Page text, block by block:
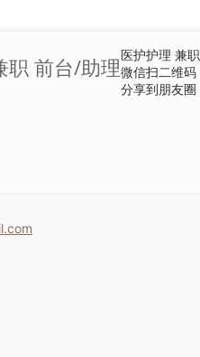
职 前台/助理医护护理 兼职
微信扫二维码
分享到朋友圈